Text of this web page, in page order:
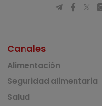
Canales
Alimentación
Seguridad alimentaria
Salud